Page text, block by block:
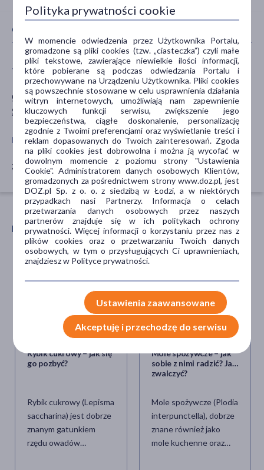
CECHY PRODUKTU
TYP PRODUKTU
Chemia gospodarcza
Środki czyszczące
DZIAŁANIE/WŁAŚCIWOŚCI
czyszczące
PROBLEM
zabrudzenia
GŁÓWNY SKŁADNIK
olejek pomarańczowy
POLECANE ARTYKUŁY
Rybik cukrowy – jak się
go pozbyć?
Rybik cukrowy (Lepisma
saccharina) jest dobrze
znanym gatunkiem
rzędu owadów
Mole spożywcze – jak
sobie z nimi radzić? Jak
zwalczyć?
Mole spożywcze (Plodia
interpunctella), dobrze
znane również jako
mole kuchenne oraz
Polityka prywatności cookie
W momencie odwiedzenia przez Użytkownika Portalu,
gromadzone są pliki cookies (tzw. „ciasteczka”) czyli małe
pliki tekstowe, zawierające niewielkie ilości informacji,
które pobierane są podczas odwiedzania Portalu i
przechowywane na Urządzeniu Użytkownika. Pliki cookies
są powszechnie stosowane w celu usprawnienia działania
witryn internetowych, umożliwiają nam zapewnienie
kluczowych funkcji serwisu, zwiększenie jego
bezpieczeństwa, ciągłe doskonalenie, personalizację
zgodnie z Twoimi preferencjami oraz wyświetlanie treści i
reklam dopasowanych do Twoich zainteresowań. Zgoda
na pliki cookies jest dobrowolna i można ją wycofać w
dowolnym momencie z poziomu strony "Ustawienia
Cookie". Administratorem danych osobowych Klientów,
gromadzonych za pośrednictwem strony www.doz.pl, jest
DOZ.pl Sp. z o. o. z siedzibą w Łodzi, a w niektórych
przypadkach nasi Partnerzy. Informacja o celach
przetwarzania danych osobowych przez naszych
partnerów znajduje się w ich politykach ochrony
prywatności. Więcej informacji o korzystaniu przez nas z
plików cookies oraz o przetwarzaniu Twoich danych
osobowych, w tym o przysługujących Ci uprawnieniach,
znajdziesz w Polityce prywatności.
Ustawienia zaawansowane
Akceptuję i przechodzę do serwisu